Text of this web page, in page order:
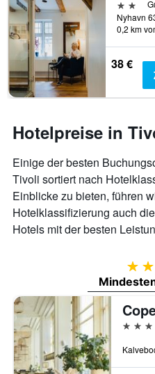
2
0,2 km
38 €
Hotelpreise in
Einige der besten
Tivoli sortiert nach
Einblicke zu bieten, führen
Hotelklassifizierung auch
Hotels mit der besten
5